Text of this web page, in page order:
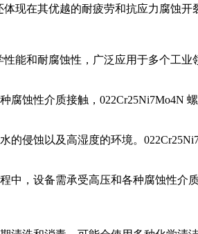
现在其优越的耐疲劳和抗应力腐蚀
能和耐腐蚀性，广泛应用于多个工业
腐蚀性介质接触，022Cr25Ni7Mo4N
的侵蚀以及高湿度的环境。
中，设备需承受高压和各种腐蚀性介